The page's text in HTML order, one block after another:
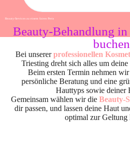
Beauty-Services zu einem fairen Preis
Beauty-Behandlung
buchen
Bei unsererprofessionellen
Triesting dreht sich alles um
Beim ersten Termin nehmen
persönliche Beratung und eine
Hauttyps sowie deiner
Gemeinsam wählen wir die Beauty-
dir passen, und lassen deine Haut
optimal zur Geltung